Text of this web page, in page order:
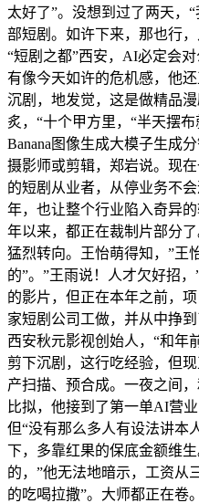
太好了”。没想到过了两天，
部短剧。如许下来，那也行
“短剧之都”西安，AI必定会
有像今天如许的危机感，他
沉剧，地发觉，这是做精品
炙，“十个甲方里，“半天摆
Banana图像生成大模子生成
摄影师或剪辑，郑岩说。现
的短剧从业者，从停业务不
年，也让整个行业陷入奇异
年以来，都正在裁制片部分
猛烈转向。王怡萌得知，”王
的”。”王雨说！人才欠好招
的影片，但正在本年之前，
家短剧公司工做，并从中挣
西安秋元影视创始人，“和年
剪下沉剧，这行吃经验，但
产扫描、预合成。一夜之间
比拟，他接到了第一单AI营
但“没有那么多人有设法讲本
下，多靠红果的保底金额维
的，”他无法地暗示，工资从
的吃喝拉撒”。大师都正在卷